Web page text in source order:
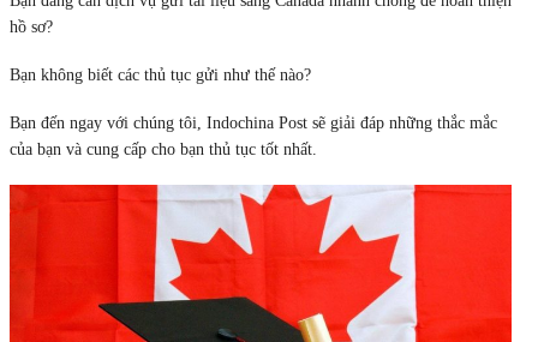
hồ sơ?
Bạn không biết các thủ tục gửi như thế nào?
Bạn đến ngay với chúng tôi, Indochina Post sẽ giải đáp những thắc mắc
của bạn và cung cấp cho bạn thủ tục tốt nhất.